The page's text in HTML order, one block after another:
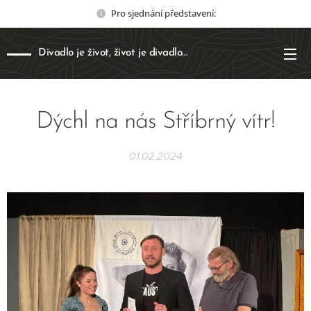
Pro sjednání představení:
Divadlo je život, život je divadlo...
Dýchl na nás Stříbrný vítr!
01.02.2024